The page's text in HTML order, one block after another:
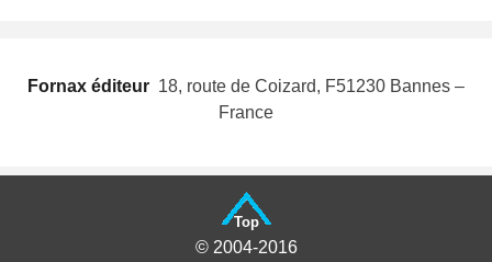
Fornax éditeur  18, route de Coizard, F51230 Bannes –
France
Top
© 2004-2016